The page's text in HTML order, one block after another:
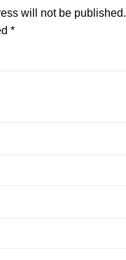
will not be published.
*